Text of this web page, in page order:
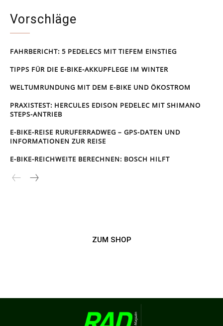
Vorschläge
FAHRBERICHT: 5 PEDELECS MIT TIEFEM EINSTIEG
TIPPS FÜR DIE E-BIKE-AKKUPFLEGE IM WINTER
WELTUMRUNDUNG MIT DEM E-BIKE UND ÖKOSTROM
PRAXISTEST: HERCULES EDISON PEDELEC MIT SHIMANO
STEPS-ANTRIEB
E-BIKE-REISE RUR­UFER­RAD­WEG – GPS-DATEN UND
INFORMATIONEN ZUR REISE
E-BIKE-REICHWEITE BERECHNEN: BOSCH HILFT
ZUM SHOP